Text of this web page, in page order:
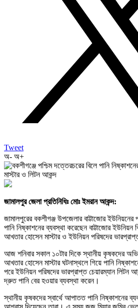
Tweet
অ- অ+
জামালপুর জেলা প্রতিনিধিঃ মোঃ ইমরান আকন্দ:
জামালপুরের বকশীগঞ্জ উপজেলার বাট্টাজোর ইউনিয়নের
পানি নিষ্কাশনের ব্যবস্থা করেছেন বাট্টাজোর
আখতার হোসেন মাস্টার ও ইউনিয়ন পরিষদের
আজ শনিবার সকাল ১০টার দিকে স্থানীয় কৃষকদের
আখতার হোসেন মাস্টার ঘটনাস্থলে গিয়ে পানি
পরে ইউনিয়ন পরিষদের ভারপ্রাপ্ত চেয়ারম্যান লিটন
দ্রুত পানি বের হওয়ার ব্যবস্থা করেন।
স্থানীয় কৃষকদের স্বার্থে আপাতত পানি নিষ্কাশনের